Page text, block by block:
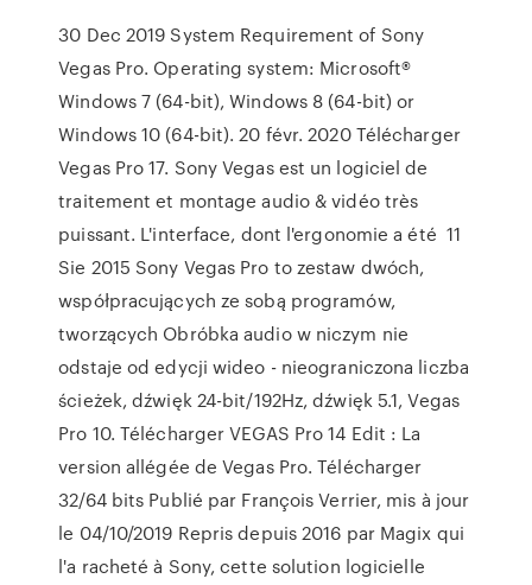
30 Dec 2019 System Requirement of Sony
Vegas Pro. Operating system: Microsoft®
Windows 7 (64-bit), Windows 8 (64-bit) or
Windows 10 (64-bit). 20 févr. 2020 Télécharger
Vegas Pro 17. Sony Vegas est un logiciel de
traitement et montage audio & vidéo très
puissant. L'interface, dont l'ergonomie a été 11
Sie 2015 Sony Vegas Pro to zestaw dwóch,
współpracujących ze sobą programów,
tworzących Obróbka audio w niczym nie
odstaje od edycji wideo - nieograniczona liczba
ścieżek, dźwięk 24-bit/192Hz, dźwięk 5.1, Vegas
Pro 10. Télécharger VEGAS Pro 14 Edit : La
version allégée de Vegas Pro. Télécharger
32/64 bits Publié par François Verrier, mis à jour
le 04/10/2019 Repris depuis 2016 par Magix qui
l'a racheté à Sony, cette solution logicielle